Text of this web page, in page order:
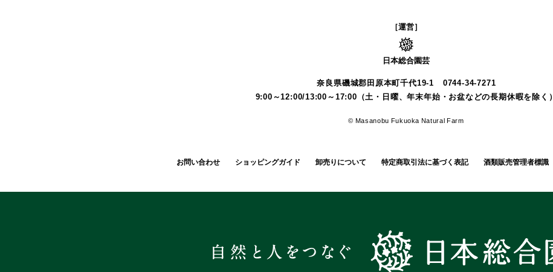
お問い合わせ ショッピングガイド 卸売りについて 特定商取引法に基づく表記 酒類販売管理者標識
［運営］
日本総合園芸
奈良県磯城郡田原本町千代19-1
0744-34-7271
9:00～12:00/13:00～17:00（土・日曜、年末年始・お盆などの長期休暇を除く）
© Masanobu Fukuoka Natural Farm